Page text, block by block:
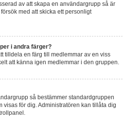
av att skapa en användargrupp så är
med att skicka ett personligt
i andra färger?
tilldela en färg till medlemmar av en viss
att känna igen medlemmar i den gruppen.
så bestämmer standardgruppen
visas för dig. Administratören kan tillåta dig